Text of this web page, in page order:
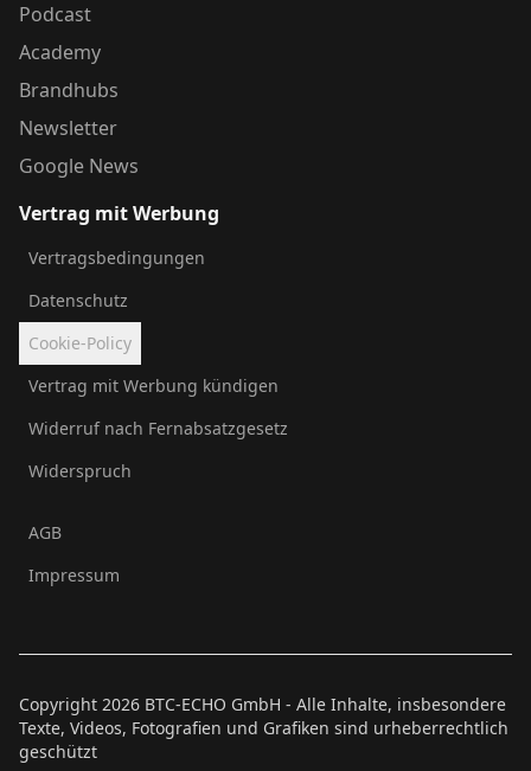
Podcast
Academy
Brandhubs
Newsletter
Google News
Vertrag mit Werbung
Vertragsbedingungen
Datenschutz
Cookie-Policy
Vertrag mit Werbung kündigen
Widerruf nach Fernabsatzgesetz
Widerspruch
AGB
Impressum
Copyright 2026 BTC-ECHO GmbH - Alle Inhalte, insbesondere
Texte, Videos, Fotografien und Grafiken sind urheberrechtlich
geschützt